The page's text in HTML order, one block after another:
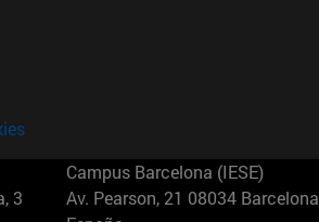
3
Campus Barcelona (IESE)
Av. Pearson, 21 08034 Barcelona